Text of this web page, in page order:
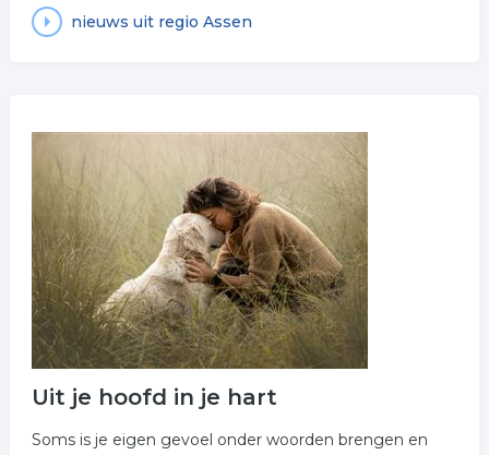
nieuws uit regio Assen
Uit je hoofd in je hart
Soms is je eigen gevoel onder woorden brengen en